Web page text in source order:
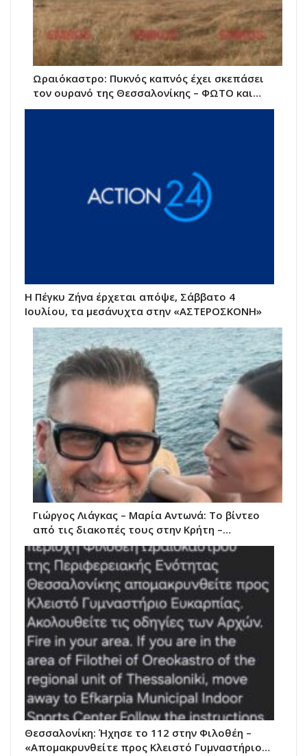
Ωραιόκαστρο: Πυκνός καπνός έχει σκεπάσει
τον ουρανό της Θεσσαλονίκης – ΦΩΤΟ και…
Η Πέγκυ Ζήνα έρχεται απόψε, Σάββατο 4
Ιουλίου, τα μεσάνυχτα στην «ΑΣΤΕΡΟΣΚΟΝΗ»
Γιώργος Λιάγκας – Μαρία Αντωνά: Το βίντεο
από τις διακοπές τους στην Κρήτη –…
Θεσσαλονίκη: Ήχησε το 112 στην Φιλοθέη –
«Απομακρυνθείτε προς Κλειστό Γυμναστήριο…